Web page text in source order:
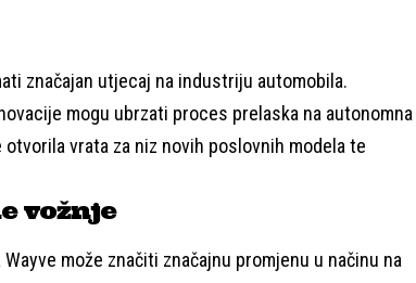
značajan utjecaj na industriju automobila.
mogu ubrzati proces prelaska na autonomna
vrata za niz novih poslovnih modela te
vožnje
može značiti značajnu promjenu u načinu na